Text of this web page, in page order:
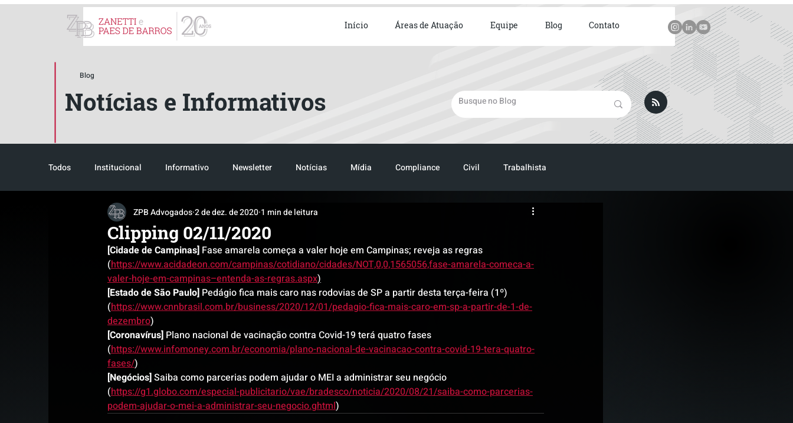
Início Áreas de Atuação Equipe Blog Contato
Blog
Notícias e Informativos
Todos Institucional Informativo Newsletter Notícias Mídia Compliance Civil Trabalhista
Reconhecimento Tributário Pós-evento TRANSPORTE LOGISTICA
Clipping 02/11/2020
ZPB Advogados2 de dez. de 2020 1 min de leitura
[Cidade de Campinas] Fase amarela começa a valer hoje em Campinas; reveja as regras
(https://www.acidadeon.com/campinas/cotidiano/cidades/NOT,0,0,1565056,fase-amarela-comeca-a-
valer-hoje-em-campinas–entenda-as-regras.aspx)
[Estado de São Paulo] Pedágio fica mais caro nas rodovias de SP a partir desta terça-feira (1º)
(https://www.cnnbrasil.com.br/business/2020/12/01/pedagio-fica-mais-caro-em-sp-a-partir-de-1-de-
dezembro)
[Coronavírus] Plano nacional de vacinação contra Covid-19 terá quatro fases
(https://www.infomoney.com.br/economia/plano-nacional-de-vacinacao-contra-covid-19-tera-quatro-
fases/)
[Negócios] Saiba como parcerias podem ajudar o MEI a administrar seu negócio
(https://g1.globo.com/especial-publicitario/vae/bradesco/noticia/2020/08/21/saiba-como-parcerias-
podem-ajudar-o-mei-a-administrar-seu-negocio.ghtml)